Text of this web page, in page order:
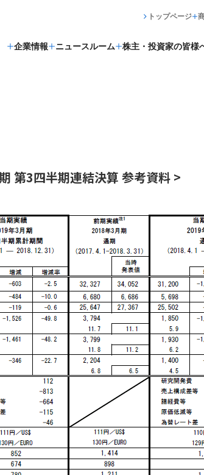
企業情報 ニュースルーム 株主・投資家の皆様
トップページ
第3四半期連結決算 参考資料 >